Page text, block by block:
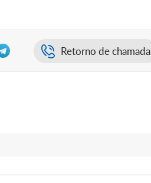
Retorno de chamada